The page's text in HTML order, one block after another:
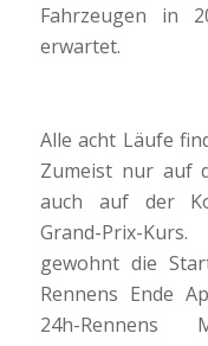
Fahrzeugen in
erwartet.
Alle acht Läufe
Zumeist nur auf
auch auf der
Grand-Prix-
gewohnt die
Rennens Ende
24h-